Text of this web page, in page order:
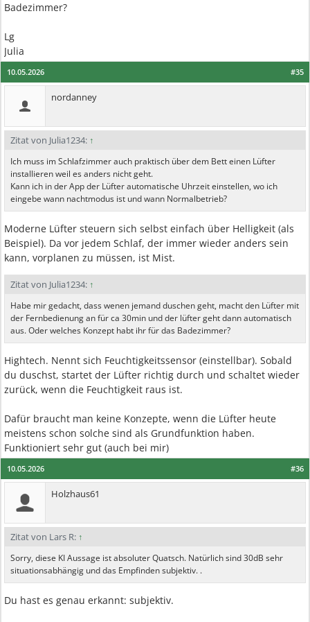
Badezimmer?
Lg
Julia
#35
10.05.2026
nordanney
Zitat von Julia1234: ↑
Ich muss im Schlafzimmer auch praktisch über dem Bett einen Lüfter
installieren weil es anders nicht geht.
Kann ich in der App der Lüfter automatische Uhrzeit einstellen, wo ich
eingebe wann nachtmodus ist und wann Normalbetrieb?
Moderne Lüfter steuern sich selbst einfach über Helligkeit (als
Beispiel). Da vor jedem Schlaf, der immer wieder anders sein
kann, vorplanen zu müssen, ist Mist.
Zitat von Julia1234: ↑
Habe mir gedacht, dass wenen jemand duschen geht, macht den Lüfter mit
der Fernbedienung an für ca 30min und der lüfter geht dann automatisch
aus. Oder welches Konzept habt ihr für das Badezimmer?
Hightech. Nennt sich Feuchtigkeitssensor (einstellbar). Sobald
du duschst, startet der Lüfter richtig durch und schaltet wieder
zurück, wenn die Feuchtigkeit raus ist.
Dafür braucht man keine Konzepte, wenn die Lüfter heute
meistens schon solche sind als Grundfunktion haben.
Funktioniert sehr gut (auch bei mir)
#36
10.05.2026
Holzhaus61
Zitat von Lars R: ↑
Sorry, diese KI Aussage ist absoluter Quatsch. Natürlich sind 30dB sehr
situationsabhängig und das Empfinden subjektiv. .
Du hast es genau erkannt: subjektiv.